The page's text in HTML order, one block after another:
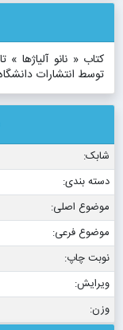
کتاب « نانو
توسط انتشارات
شابک:
دسته بندی:
موضوع اصلی:
موضوع فرعی:
نوبت چاپ:
ویرایش:
وزن: